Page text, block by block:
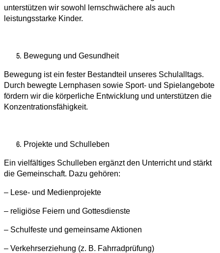
unterstützen wir sowohl lernschwächere als auch
leistungsstarke Kinder.
Bewegung und Gesundheit
Bewegung ist ein fester Bestandteil unseres Schulalltags.
Durch bewegte Lernphasen sowie Sport- und Spielangebote
fördern wir die körperliche Entwicklung und unterstützen die
Konzentrationsfähigkeit.
Projekte und Schulleben
Ein vielfältiges Schulleben ergänzt den Unterricht und stärkt
die Gemeinschaft. Dazu gehören:
– Lese- und Medienprojekte
– religiöse Feiern und Gottesdienste
– Schulfeste und gemeinsame Aktionen
– Verkehrserziehung (z. B. Fahrradprüfung)